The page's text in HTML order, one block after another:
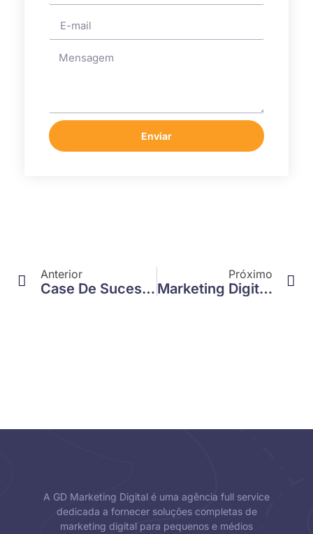
Enviar
Anterior
Case De Sucesso: Orçamento E Serviços – Confira O Potencial De Um Blog
Próximo
Marketing Digital Para Clínica De Estética Em Jundiaí
A GD Marketing Digital é uma agência full service
dedicada a fornecer soluções completas de
marketing digital para pequenos e médios